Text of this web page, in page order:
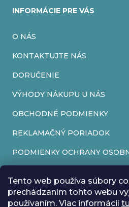
Tento web používa súbory
prechádzaním tohto webu
používaním. Viac informáciítu
INFORMÁCIE PRE VÁS
O NÁS
KONTAKTUJTE NÁS
DORUČENIE
VÝHODY NÁKUPU U NÁS
OBCHODNÉ PODMIENKY
REKLAMAČNÝ PORIADOK
PODMIENKY OCHRANY
REKLAMAČNÝ FORMULÁR